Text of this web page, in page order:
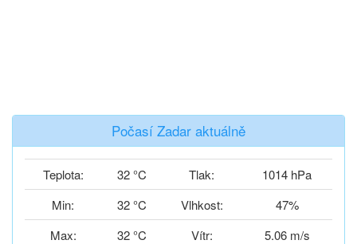
Počasí Zadar aktuálně
Teplota: 32 °C Tlak:
1014 hPa
Min:
32 °C Vlhkost:
47%
Max:
32 °C Vítr: 5.06 m/s